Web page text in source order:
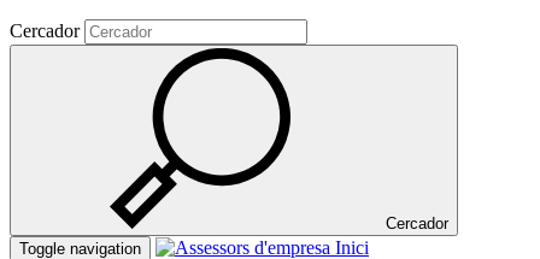
Cercador
Cercador
Toggle navigation
Inici